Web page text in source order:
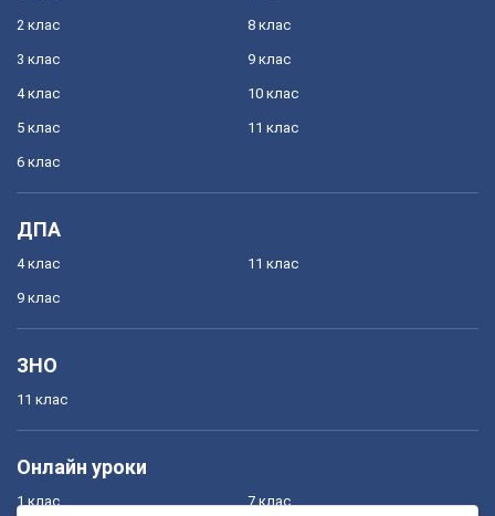
2 клас
3 клас
4 клас
5 клас
6 клас
8 клас
9 клас
10 клас
11 клас
ДПА
4 клас
9 клас
11 клас
ЗНО
11 клас
Онлайн уроки
1 клас 7 клас